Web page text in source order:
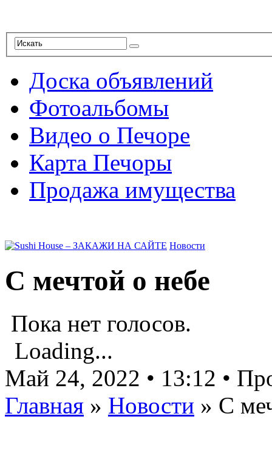
Доска объявлений
Фотоальбомы
Видео о Печоре
Карта Печоры
Продажа имущества
Новости
С мечтой о небе
Пока нет голосов.
Loading...
Май 24, 2022 • 13:12 •
Главная » Новости » С